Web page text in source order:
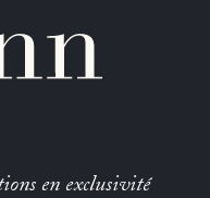
en exclusivité